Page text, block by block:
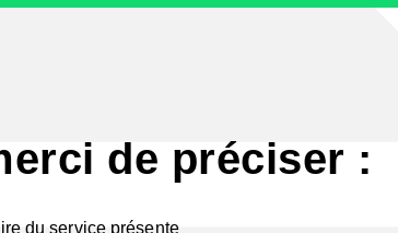
de préciser :
du service présente